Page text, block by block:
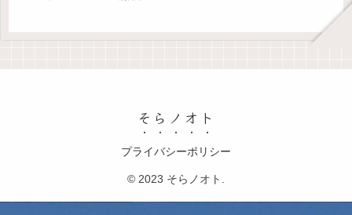
そらノオト
プライバシーポリシー
© 2023 そらノオト.